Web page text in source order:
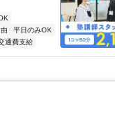
平日のみOK
通費支給